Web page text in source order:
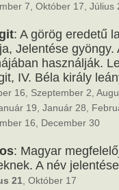
7, Október 17, Július
: A görög eredetű
Jelentése
használják.
IV. Béla király
16, Szeptember 2,
19, Január 28,
16, December 30
: Magyar
A név
21 , Október 17